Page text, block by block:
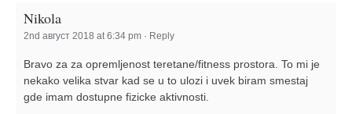
Nikola
2nd август 2018 at 6:34 pm · Reply
Bravo za za opremljenost teretane/fitness prostora. To mi je
nekako velika stvar kad se u to ulozi i uvek biram smestaj
gde imam dostupne fizicke aktivnosti.